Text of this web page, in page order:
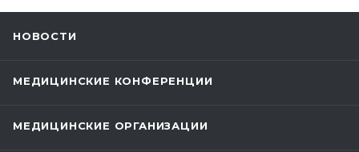
НОВОСТИ
МЕДИЦИНСКИЕ КОНФЕРЕНЦИИ
МЕДИЦИНСКИЕ ОРГАНИЗАЦИИ